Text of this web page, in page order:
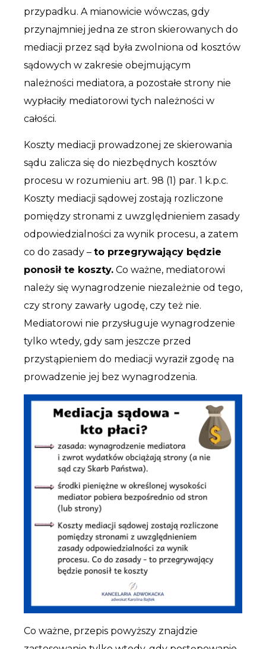
przypadku. A mianowicie wówczas, gdy
przynajmniej jedna ze stron skierowanych do
mediacji przez sąd była zwolniona od kosztów
sądowych w zakresie obejmującym
należności mediatora, a pozostałe strony nie
wypłaciły mediatorowi tych należności w
całości.
Koszty mediacji prowadzonej ze skierowania
sądu zalicza się do niezbędnych kosztów
procesu w rozumieniu art. 98 (1) par. 1 k.p.c.
Koszty mediacji sądowej zostają rozliczone
pomiędzy stronami z uwzględnieniem zasady
odpowiedzialności za wynik procesu, a zatem
co do zasady – to przegrywający będzie
ponosił te koszty. Co ważne, mediatorowi
należy się wynagrodzenie niezależnie od tego,
czy strony zawarły ugodę, czy też nie.
Mediatorowi nie przysługuje wynagrodzenie
tylko wtedy, gdy sam jeszcze przed
przystąpieniem do mediacji wyraził zgodę na
prowadzenie jej bez wynagrodzenia.
Co ważne, przepis powyższy znajdzie